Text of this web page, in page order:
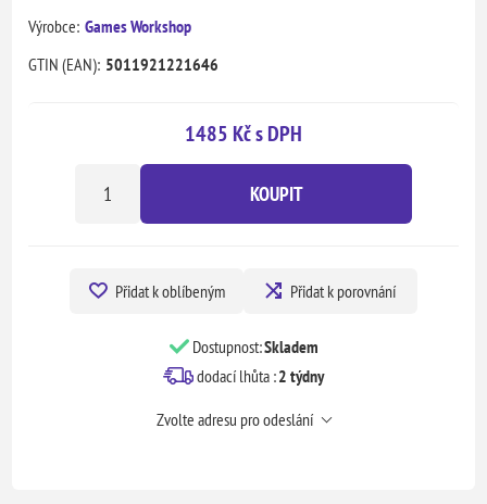
Výrobce: Games Workshop
GTIN (EAN): 5011921221646
1485 Kč s DPH
KOUPIT
Přidat k oblíbeným Přidat k porovnání
Dostupnost:Skladem
dodací lhůta :2 týdny
Zvolte adresu pro odeslání